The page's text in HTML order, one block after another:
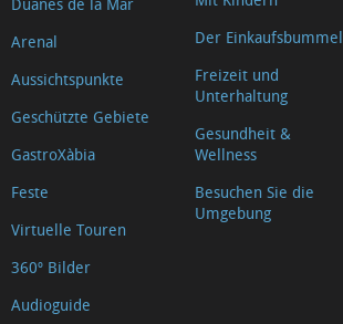
walls
Xàbia
Der
Toscastein
Riuraus
Bauten
Kirche
Arenal
Aussichtspunkte
Geschützte Gebiete
GastroXàbia
Feste
Virtuelle Touren
360º Bilder
Audioguide
Der Einkaufsbummel
Freizeit und
Unterhaltung
Gesundheit &
Wellness
Besuchen Sie die
Umgebung